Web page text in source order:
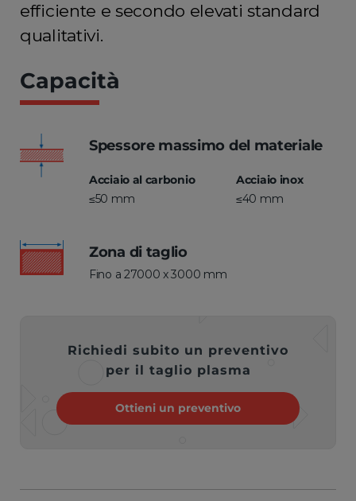
efficiente e secondo elevati standard
qualitativi.
Capacità
Spessore massimo del materiale
Acciaio al carbonio
≤50 mm
Acciaio inox
≤40 mm
Zona di taglio
Fino a 27000 x 3000 mm
Richiedi subito un preventivo
per il taglio plasma
Ottieni un preventivo